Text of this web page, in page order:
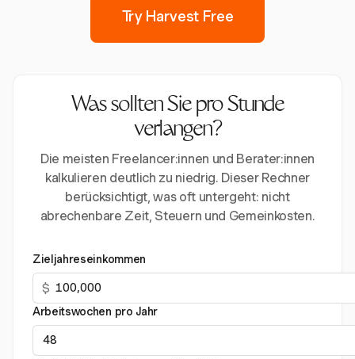
Try Harvest Free
Was sollten Sie pro Stunde
verlangen?
Die meisten Freelancer:innen und Berater:innen
kalkulieren deutlich zu niedrig. Dieser Rechner
berücksichtigt, was oft untergeht: nicht
abrechenbare Zeit, Steuern und Gemeinkosten.
Zieljahreseinkommen
$
Arbeitswochen pro Jahr